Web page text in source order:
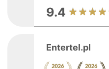
9.4
Entertel.pl